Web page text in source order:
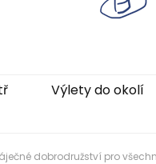
Výlety do okolí
dobrodružství pro